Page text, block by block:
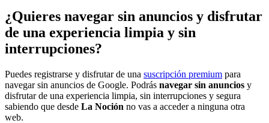
¿Quieres navegar sin anuncios y disfrutar
de una experiencia limpia y sin
interrupciones?
Puedes registrarse y disfrutar de una suscripción premium para
navegar sin anuncios de Google. Podrás navegar sin anuncios y
disfrutar de una experiencia limpia, sin interrupciones y segura
sabiendo que desde La Noción no vas a acceder a ninguna otra
web.